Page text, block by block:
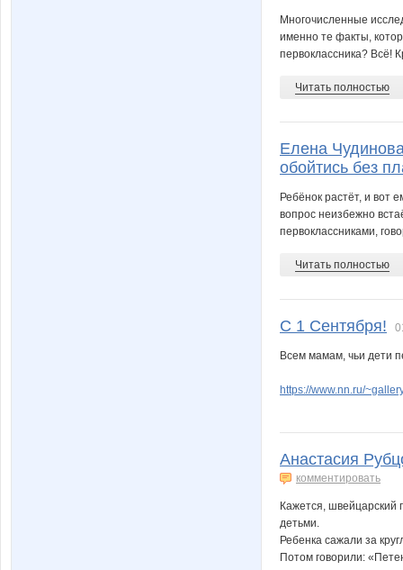
Многочисленные
именно те факты,
первоклассника? Всё!
Читать полностью
Елена
обойтись без
Ребёнок растёт, и вот
вопрос неизбежно
первоклассниками,
Читать полностью
С 1 Сентября!
Всем мамам, чьи дети
https://www.nn.ru/
Анастасия
комментировать
Кажется, швейцарский
детьми.
Ребенка сажали за
Потом говорили: